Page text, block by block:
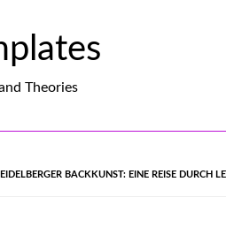
Theories
BACKKUNST: EINE REISE DURCH